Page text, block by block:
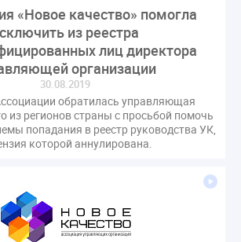
государственная дума
общее имущество
ЖКХ
саморегулирование
Альберт Короленко
КоАП РФ
Почта России
и качество
встреча
реформа
штраф
ВОК
ГД
Госсовет
«Новое качество» помогла
из реестра
лиц директора
организации
30.08.2019
обратилась управляющая
из регионов страны с просьбой помочь
попадания в реестр руководства УК,
которой аннулирована.